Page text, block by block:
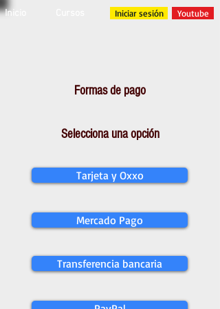
Inicio Youtube
Iniciar sesión
Formas de pago
Selecciona una opción
Tarjeta y Oxxo
Mercado Pago
Transferencia bancaria